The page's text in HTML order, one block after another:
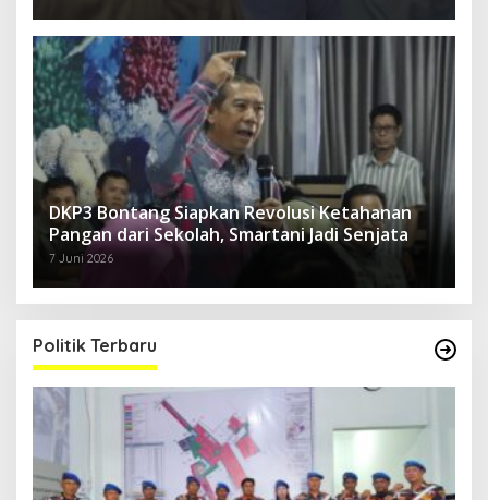
DKP3 Bontang Siapkan Revolusi Ketahanan
Pangan dari Sekolah, Smartani Jadi Senjata
7 Juni 2026
Politik Terbaru